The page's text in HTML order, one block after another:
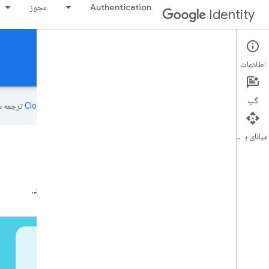
Identity
Authentication مجوز
Credential Verification
تأیید اعتبار کاربر راحت
ترجمه
احراز هویت دو مرحله ای را با اعتبار تایید شده فعال کنید.
اطلاعات
گپ
میانای برنامه‌سازی کاربردی